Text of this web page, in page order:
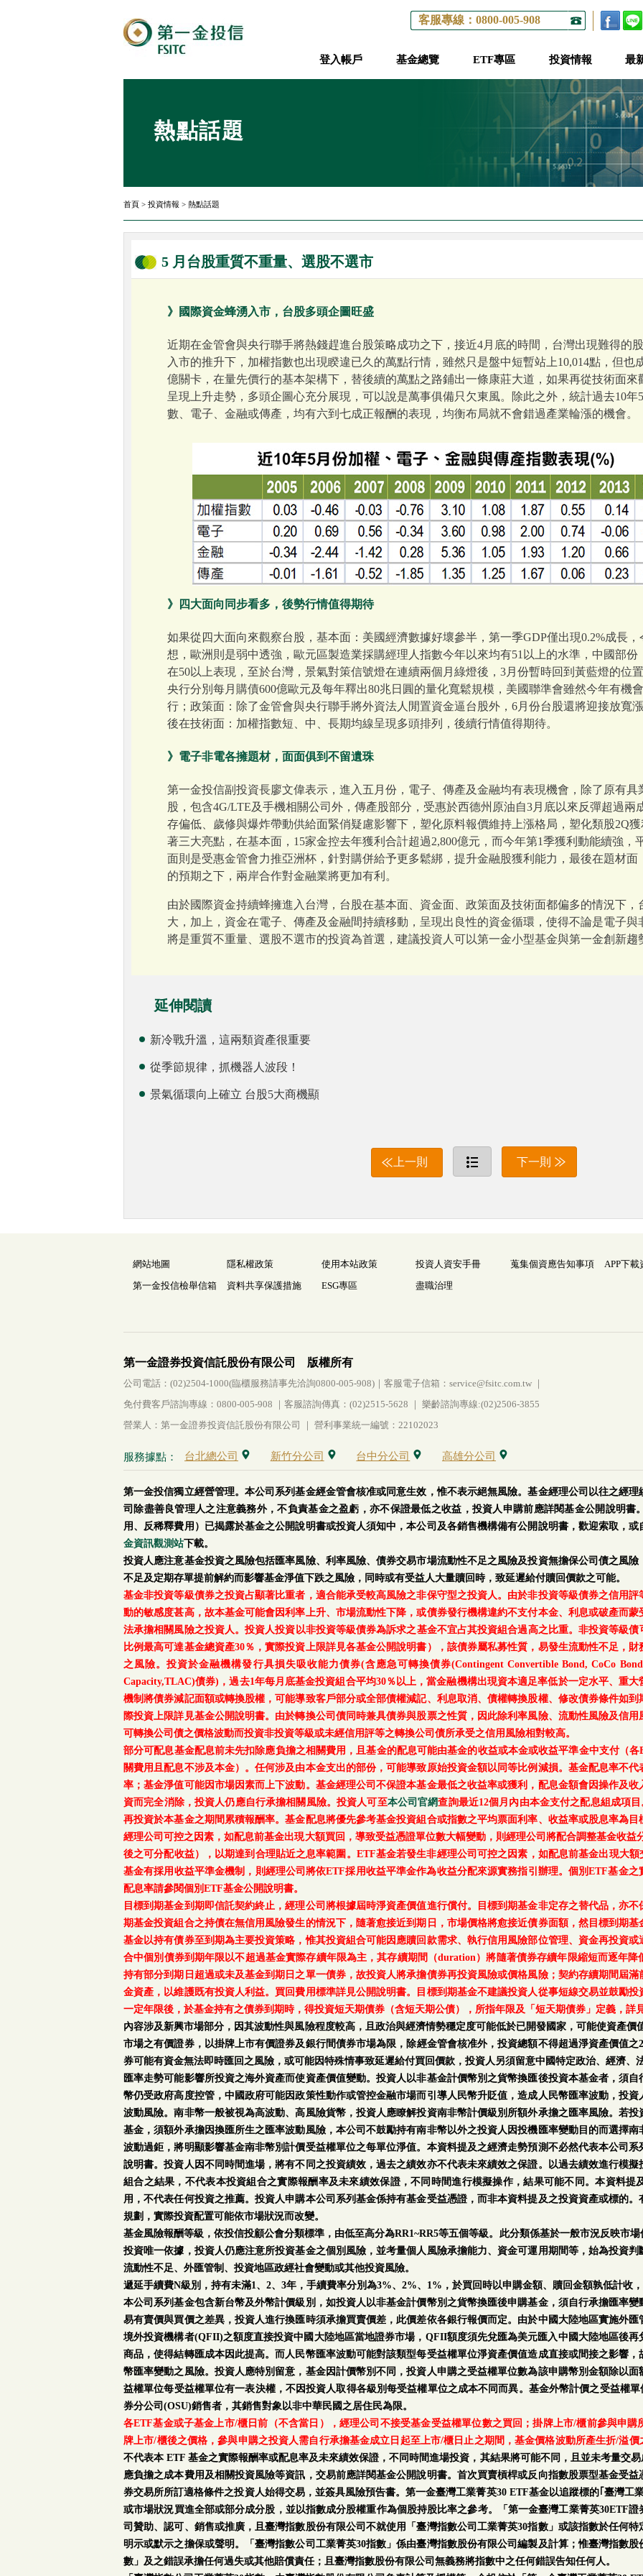
客服專線：0800-005-908
登入帳戶 基金總覽 ETF專區 投資情報 最
熱點話題
首頁 > 投資情報 > 熱點話題
5 月台股重質不重量、選股不選市
》國際資金蜂湧入市，台股多頭企圖旺盛
近期在金管會與央行聯手將熱錢趕進台股策略成功之下，接近4月底的時間，台灣出現難得的
入市的推升下，加權指數也出現睽違已久的萬點行情，雖然只是盤中短暫站上10,014點，但也
億關卡，在量先價行的基本架構下，替後續的萬點之路鋪出一條康莊大道，如果再從技術面
呈現上升走勢，多頭企圖心充分展現，可以說是萬事俱備只欠東風。除此之外，統計過去10
數、電子、金融或傳產，均有六到七成正報酬的表現，均衡布局就不會錯過產業輪漲的機會。
》四大面向同步看多，後勢行情值得期待
如果從四大面向來觀察台股，基本面：美國經濟數據好壞參半，第一季GDP僅出現0.2%成長
想，歐洲則是弱中透強，歐元區製造業採購經理人指數今年以來均有51以上的水準，中國部
在50以上表現，至於台灣，景氣對策信號燈在連續兩個月綠燈後，3月份暫時回到黃藍燈的位
央行分別每月購債600億歐元及每年釋出80兆日圓的量化寬鬆規模，美國聯準會雖然今年有機
行；政策面：除了金管會與央行聯手將外資法人閒置資金逼台股外，6月份台股還將迎接放寬
後在技術面：加權指數短、中、長期均線呈現多頭排列，後續行情值得期待。
》電子非電各擁題材，面面俱到不留遺珠
第一金投信副投資長廖文偉表示，進入五月份，電子、傳產及金融均有表現機會，除了原有
股，包含4G/LTE及手機相關公司外，傳產股部分，受惠於西德州原油自3月底以來反彈超過兩
存偏低、歲修與爆炸帶動供給面緊俏疑慮影響下，塑化原料報價維持上漲格局，塑化類股2Q
著三大亮點，在基本面，15家金控去年獲利合計超過2,800億元，而今年第1季獲利動能續強，
面則是受惠金管會力推亞洲杯，針對購併給予更多鬆綁，提升金融股獲利能力，最後在題材
的預期之下，兩岸合作對金融業將更加有利。
由於國際資金持續蜂擁進入台灣，台股在基本面、資金面、政策面及技術面都偏多的情況下
大，加上，資金在電子、傳產及金融間持續移動，呈現出良性的資金循環，使得不論是電子
將是重質不重量、選股不選市的投資為首選，建議投資人可以第一金小型基金與第一金創新趨
延伸閱讀
新冷戰升溫，這兩類資產很重要
從季節規律，抓機器人波段！
景氣循環向上確立 台股5大商機顯
上一則 下一則
網站地圖 隱私權政策 使用本站政策 投資人資安手冊 蒐集個資應告知事項
APP下載
第一金投信檢舉信箱
資料共享保護措施 ESG專區 盡職治理
第一金證券投資信託股份有限公司 版權所有
公司電話：(02)2504-1000(臨櫃服務請事先洽詢0800-005-908)｜客服電子信箱：service@fsitc.com.tw ｜
免付費客戶諮詢專線：0800-005-908 ｜客服諮詢傳真：(02)2515-5628 ｜ 樂齡諮詢專線:(02)2506-3855
營業人：第一金證券投資信託股份有限公司 ｜ 營利事業統一編號：22102023
服務據點： 台北總公司 新竹分公司 台中分公司 高雄分公司
第一金投信獨立經營管理。本公司系列基金經金管會核准或同意生效，惟不表示絕無風險。基金經理公司以往之經
司除盡善良管理人之注意義務外，不負責基金之盈虧，亦不保證最低之收益，投資人申購前應詳閱基金公開說明書
用、反稀釋費用）已揭露於基金之公開說明書或投資人須知中，本公司及各銷售機構備有公開說明書，歡迎索取，或
金資訊觀測站下載。
投資人應注意基金投資之風險包括匯率風險、利率風險、債券交易市場流動性不足之風險及投資無擔保公司債之風
不足及定期存單提前解約而影響基金淨值下跌之風險，同時或有受益人大量贖回時，致延遲給付贖回價款之可能。
基金非投資等級債券之投資占顯著比重者，適合能承受較高風險之非保守型之投資人。由於非投資等級債券之信用
動的敏感度甚高，故本基金可能會因利率上升、市場流動性下降，或債券發行機構違約不支付本金、利息或破產而
法承擔相關風險之投資人。投資人投資以非投資等級債券為訴求之基金不宜占其投資組合過高之比重。非投資等級
比例最高可達基金總資產30％，實際投資上限詳見各基金公開說明書），該債券屬私募性質，易發生流動性不足，
之風險。投資於金融機構發行具損失吸收能力債券(含應急可轉換債券(Contingent Convertible Bond, CoCo
Capacity,TLAC)債券)，過去1年每月底基金投資組合平均30％以上，當金融機構出現資本適足率低於一定水平、重
機制將債券減記面額或轉換股權，可能導致客戶部分或全部債權減記、利息取消、債權轉換股權、修改債券條件如
際投資上限詳見基金公開說明書。由於轉換公司債同時兼具債券與股票之性質，因此除利率風險、流動性風險及信
可轉換公司債之價格波動而投資非投資等級或未經信用評等之轉換公司債所承受之信用風險相對較高。
部分可配息基金配息前未先扣除應負擔之相關費用，且基金的配息可能由基金的收益或本金或收益平準金中支付（
關費用且配息不涉及本金）。任何涉及由本金支出的部份，可能導致原始投資金額以同等比例減損。基金配息率不
率；基金淨值可能因市場因素而上下波動。基金經理公司不保證本基金最低之收益率或獲利，配息金額會因操作及
資而完全消除，投資人仍應自行承擔相關風險。投資人可至本公司官網查詢最近12個月內由本金支付之配息組成項
再投資於本基金之期間累積報酬率。基金配息將優先參考基金投資組合或指數之平均票面利率、收益率或股息率為
經理公司可控之因素，如配息前基金出現大額買回，導致受益憑證單位數大幅變動，則經理公司將配合調整基金收
後之可分配收益），以期達到合理貼近之息率範圍。ETF基金若發生非經理公司可控之因素，如配息前基金出現大
基金有採用收益平準金機制，則經理公司將依ETF採用收益平準金作為收益分配來源實務指引辦理。個別ETF基金
配息率請參閱個別ETF基金公開說明書。
目標到期基金到期即信託契約終止，經理公司將根據屆時淨資產價值進行償付。目標到期基金非定存之替代品，亦
期基金投資組合之持債在無信用風險發生的情況下，隨著愈接近到期日，市場價格將愈接近債券面額，然目標到期
基金以持有債券至到期為主要投資策略，惟其投資組合可能因應贖回款需求、執行信用風險部位管理、資金再投資
合中個別債券到期年限以不超過基金實際存續年限為主，其存續期間（duration）將隨著債券存續年限縮短而逐年
持有部分到期日超過或未及基金到期日之單一債券，故投資人將承擔債券再投資風險或價格風險；契約存續期間屆
金資產，以維護既有投資人利益。買回費用標準詳見公開說明書。目標到期基金不建議投資人從事短線交易並鼓勵
一定年限後，於基金持有之債券到期時，得投資短天期債券（含短天期公債），所指年限及「短天期債券」定義，詳
內容涉及新興市場部分，因其波動性與風險程度較高，且政治與經濟情勢穩定度可能低於已開發國家，可能使資產
市場之有價證券，以掛牌上市有價證券及銀行間債券市場為限，除經金管會核准外，投資總額不得超過淨資產價值
券可能有資金無法即時匯回之風險，或可能因特殊情事致延遲給付買回價款，投資人另須留意中國特定政治、經濟、
匯率走勢可能影響所投資之海外資產而使資產價值變動。投資人以非基金計價幣別之貨幣換匯後投資本基金者，須
幣仍受政府高度控管，中國政府可能因政策性動作或管控金融市場而引導人民幣升貶值，造成人民幣匯率波動，投
波動風險。南非幣一般被視為高波動、高風險貨幣，投資人應瞭解投資南非幣計價級別所額外承擔之匯率風險。若
基金，須額外承擔因換匯所生之匯率波動風險，本公司不鼓勵持有南非幣以外之投資人因投機匯率變動目的而選擇
波動過鉅，將明顯影響基金南非幣別計價受益權單位之每單位淨值。本資料提及之經濟走勢預測不必然代表本公司
說明書。投資人因不同時間進場，將有不同之投資績效，過去之績效亦不代表未來績效之保證。以過去績效進行模
組合之結果，不代表本投資組合之實際報酬率及未來績效保證，不同時間進行模擬操作，結果可能不同。本資料提
用，不代表任何投資之推薦。投資人申購本公司系列基金係持有基金受益憑證，而非本資料提及之投資資產或標的
規劃，實際投資配置可能依市場狀況而改變。
基金風險報酬等級，依投信投顧公會分類標準，由低至高分為RR1~RR5等五個等級。此分類係基於一般市況反映市
投資唯一依據，投資人仍應注意所投資基金之個別風險，並考量個人風險承擔能力、資金可運用期間等，始為投資
流動性不足、外匯管制、投資地區政經社會變動或其他投資風險。
遞延手續費N級別，持有未滿1、2、3年，手續費率分別為3%、2%、1%，於買回時以申購金額、贖回金額孰低計收
本公司系列基金包含新台幣及外幣計價級別，如投資人以非基金計價幣別之貨幣換匯後申購基金，須自行承擔匯率
易有賣價與買價之差異，投資人進行換匯時須承擔買賣價差，此價差依各銀行報價而定。由於中國大陸地區實施外
境外投資機構者(QFII)之額度直接投資中國大陸地區當地證券市場，QFII額度須先兌匯為美元匯入中國大陸地區後
商品，使得結轉匯成本因此提高。而人民幣匯率波動可能對該類型每受益權單位淨資產價值造成直接或間接之影響
幣匯率變動之風險。投資人應特別留意，基金因計價幣別不同，投資人申購之受益權單位數為該申購幣別金額除以
益權單位每受益權單位有一表決權，不因投資人取得各級別每受益權單位之成本不同而異。基金外幣計價之受益權
券分公司(OSU)銷售者，其銷售對象以非中華民國之居住民為限。
各ETF基金或子基金上市/櫃日前（不含當日），經理公司不接受基金受益權單位數之買回；掛牌上市/櫃前參與申
牌上市/櫃後之價格，參與申購之投資人需自行承擔基金成立日起至上市/櫃日止之期間，基金價格波動所產生折/溢價
不代表本 ETF 基金之實際報酬率或配息率及未來績效保證，不同時間進場投資，其結果將可能不同，且並未考量交
應負擔之成本費用及相關投資風險等資訊，交易前應詳閱基金公開說明書。首次買賣槓桿或反向指數股票型基金受
券交易所所訂適格條件之投資人始得交易，並簽具風險預告書。第一金臺灣工業菁英30 ETF基金以追蹤標的｢臺灣工
或市場狀況買進全部或部分成分股，並以指數成分股權重作為個股持股比率之參考。「第一金臺灣工業菁英30ETF
司贊助、認可、銷售或推廣，且臺灣指數股份有限公司不就使用「臺灣指數公司工業菁英30指數」或該指數於任何
明示或默示之擔保或聲明。「臺灣指數公司工業菁英30指數」係由臺灣指數股份有限公司編製及計算；惟臺灣指數
數」及之錯誤承擔任何過失或其他賠償責任；且臺灣指數股份有限公司無義務將指數中之任何錯誤告知任何人。